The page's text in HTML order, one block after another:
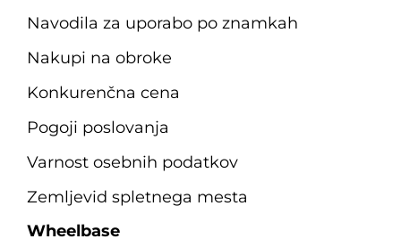
Navodila za uporabo po znamkah
Nakupi na obroke
Konkurenčna cena
Pogoji poslovanja
Varnost osebnih podatkov
Zemljevid spletnega mesta
Wheelbase